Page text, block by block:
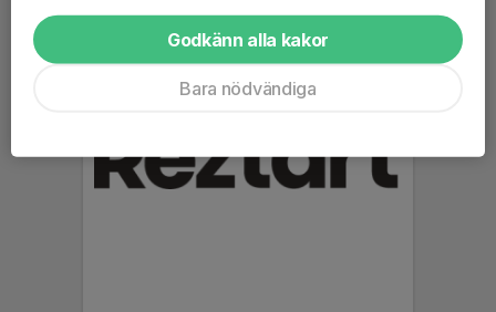
Godkänn alla kakor
Bara nödvändiga